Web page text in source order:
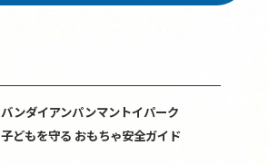
バンダイアンパンマントイパーク
子どもを守る おもちゃ安全ガイド